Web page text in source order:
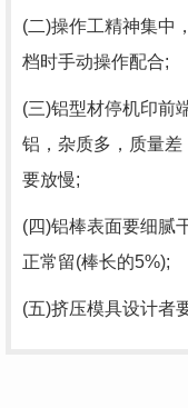
(二)操作工精神集中
档时手动操作配合;
(三)铝型材停机印前
铝，杂质多，质量
要放慢;
(四)铝棒表面要细腻
正常留(棒长的5%);
(五)挤压模具设计者